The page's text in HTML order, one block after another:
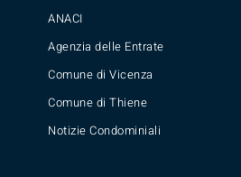
ANACI
Agenzia delle Entrate
Comune di Vicenza
Comune di Thiene
Notizie Condominiali